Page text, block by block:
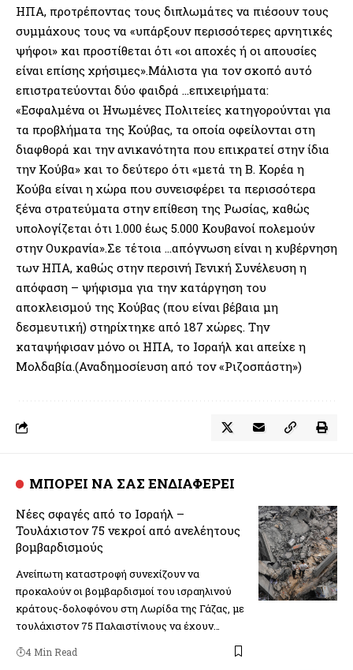
ΗΠΑ, προτρέποντας τους διπλωμάτες να πιέσουν τους
συμμάχους τους να «υπάρξουν περισσότερες αρνητικές
ψήφοι» και προστίθεται ότι «οι αποχές ή οι απουσίες
είναι επίσης χρήσιμες».Μάλιστα για τον σκοπό αυτό
επιστρατεύονται δύο φαιδρά …επιχειρήματα:
«Εσφαλμένα οι Ηνωμένες Πολιτείες κατηγορούνται για
τα προβλήματα της Κούβας, τα οποία οφείλονται στη
διαφθορά και την ανικανότητα που επικρατεί στην ίδια
την Κούβα» και το δεύτερο ότι «μετά τη Β. Κορέα η
Κούβα είναι η χώρα που συνεισφέρει τα περισσότερα
ξένα στρατεύματα στην επίθεση της Ρωσίας, καθώς
υπολογίζεται ότι 1.000 έως 5.000 Κουβανοί πολεμούν
στην Ουκρανία».Σε τέτοια …απόγνωση είναι η κυβέρνηση
των ΗΠΑ, καθώς στην περσινή Γενική Συνέλευση η
απόφαση – ψήφισμα για την κατάργηση του
αποκλεισμού της Κούβας (που είναι βέβαια μη
δεσμευτική) στηρίχτηκε από 187 χώρες. Την
καταψήφισαν μόνο οι ΗΠΑ, το Ισραήλ και απείχε η
Μολδαβία.(Αναδημοσίευση από τον «Ριζοσπάστη»)
ΜΠΟΡΕΙ ΝΑ ΣΑΣ ΕΝΔΙΑΦΕΡΕΙ
Νέες σφαγές από το Ισραήλ –
Τουλάχιστον 75 νεκροί από ανελέητους
βομβαρδισμούς
Ανείπωτη καταστροφή συνεχίζουν να
προκαλούν οι βομβαρδισμοί του ισραηλινού
κράτους-δολοφόνου στη Λωρίδα της Γάζας, με
τουλάχιστον 75 Παλαιστίνιους να έχουν…
4 Min Read